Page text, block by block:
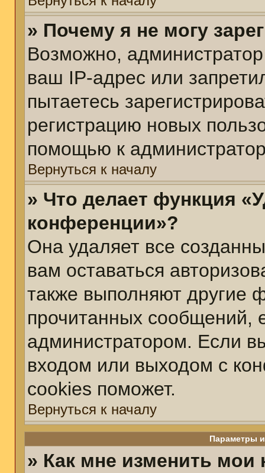
» Почему я не могу
Возможно,
ваш IP-адрес или
пытаетесь
регистрацию новых
помощью к
Вернуться к началу
» Что делает функция
конференции»?
Она удаляет все
вам оставаться
также выполняют другие
прочитанных сообщений,
администратором. Если
входом или выходом с
cookies поможет.
Вернуться к началу
Параметры
» Как мне изменить мои